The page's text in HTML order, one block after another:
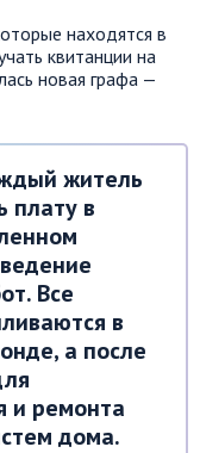
находятся в
квитанции на
новая графа —
житель
плату в
Все
в
а после
и ремонта
дома.